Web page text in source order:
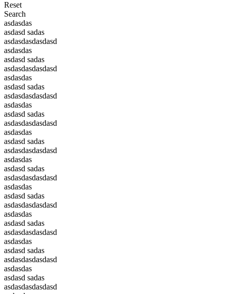
Reset
Search
asdasdas
asdasd sadas
asdasdasdasdasd
asdasdas
asdasd sadas
asdasdasdasdasd
asdasdas
asdasd sadas
asdasdasdasdasd
asdasdas
asdasd sadas
asdasdasdasdasd
asdasdas
asdasd sadas
asdasdasdasdasd
asdasdas
asdasd sadas
asdasdasdasdasd
asdasdas
asdasd sadas
asdasdasdasdasd
asdasdas
asdasd sadas
asdasdasdasdasd
asdasdas
asdasd sadas
asdasdasdasdasd
asdasdas
asdasd sadas
asdasdasdasdasd